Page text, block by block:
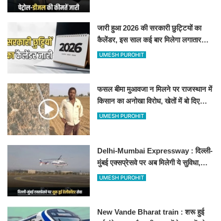
जारी हुआ 2026 की सरकारी छुट्टियों का
कैलेंडर, इस साल कई बार मिलेगा लगातार
अवकाश, देखें
UMESH PUROHIT
फसल बीमा मुआवजा न मिलने पर राजस्थान में
किसान का अनोखा विरोध, खेतों में बो दिए
500-500 रुपए के नोट, वीडियो वायरल
UMESH PUROHIT
Delhi-Mumbai Expressway : दिल्ली-
मुंबई एक्सप्रेसवे पर अब मिलेगी ये सुविधा,
हेलीकॉप्टर सर्विस से तुरंत घायल पहुंचेगा
UMESH PUROHIT
New Vande Bharat train : शरू हुई